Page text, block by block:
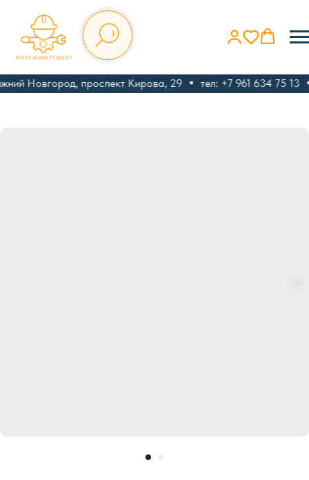
Новгород, проспект Кирова, 29 тел: +7 961 634 75 13